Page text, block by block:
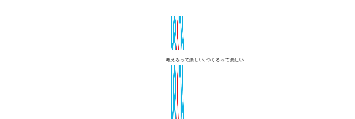
考えるって楽しい､つくるって楽しい